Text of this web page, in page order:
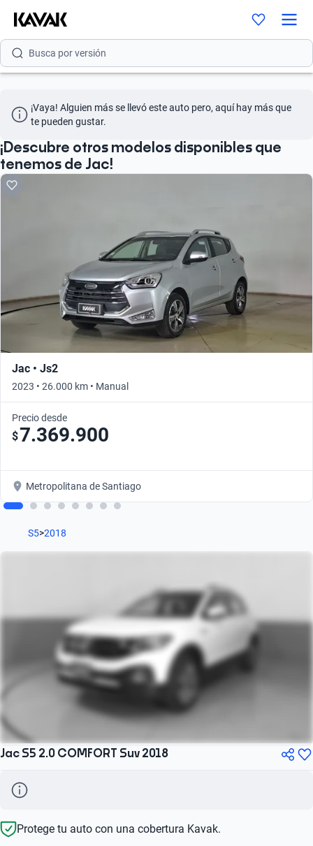
Busca por modelo
Busca por versión
Busca por marca
Busca por modelo
Busca por versión
¡Vaya! Alguien más se llevó este auto pero, aquí hay más que
te pueden gustar.
¡Descubre otros modelos disponibles que
tenemos de Jac!
Jac • Js2
2023 • 26.000 km • Manual
Precio desde
$7.369.900
Metropolitana de Santiago
S5>2018
Jac S5 2.0 COMFORT Suv 2018
Protege tu auto con una cobertura Kavak.